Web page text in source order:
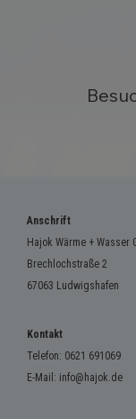
Anschrift
Hajok Wärme + Wasser
Brechlochstraße 2
67063 Ludwigshafen
Kontakt
Telefon: 0621 691069
E-Mail: info@hajok.de